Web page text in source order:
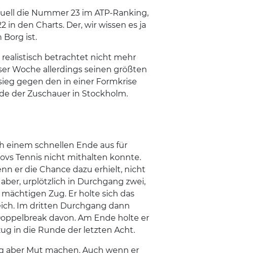
die Nummer 23 im ATP-Ranking,
in den Charts. Der, wir wissen es ja
Borg ist.
realistisch betrachtet nicht mehr
Woche allerdings seinen größten
gegen den in einer Formkrise
der Zuschauer in Stockholm.
einem schnellen Ende aus für
Tennis nicht mithalten konnte.
er die Chance dazu erhielt, nicht
urplötzlich in Durchgang zwei,
Zug. Er holte sich das
Im dritten Durchgang dann
davon. Am Ende holte er
in die Runde der letzten Acht.
aber Mut machen. Auch wenn er